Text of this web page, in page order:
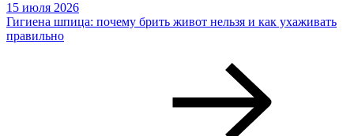
15 июля 2026
Гигиена шпица: почему брить живот нельзя и как ухаживать
правильно